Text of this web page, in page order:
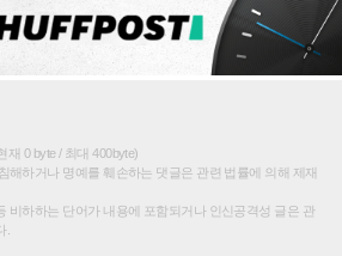
재 0 byte / 최대 400byte)
해하거나 명예를 훼손하는 댓글은 관련 법률에 의해 제재
비하하는 단어가 내용에 포함되거나 인신공격성 글은 관
.